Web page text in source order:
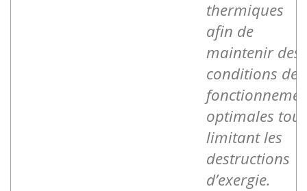
thermiques
afin de
maintenir des
conditions de
optimales tout
limitant les
destructions
d’exergie.